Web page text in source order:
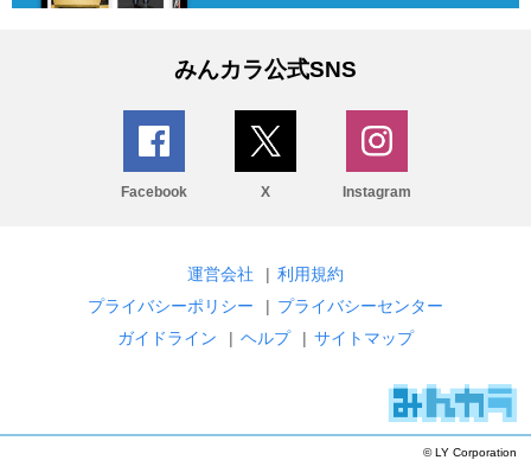
みんカラ公式SNS
Facebook X Instagram
運営会社 | 利用規約
プライバシーポリシー
| プライバシーセンター
ガイドライン
| ヘルプ | サイトマップ
© LY Corporation